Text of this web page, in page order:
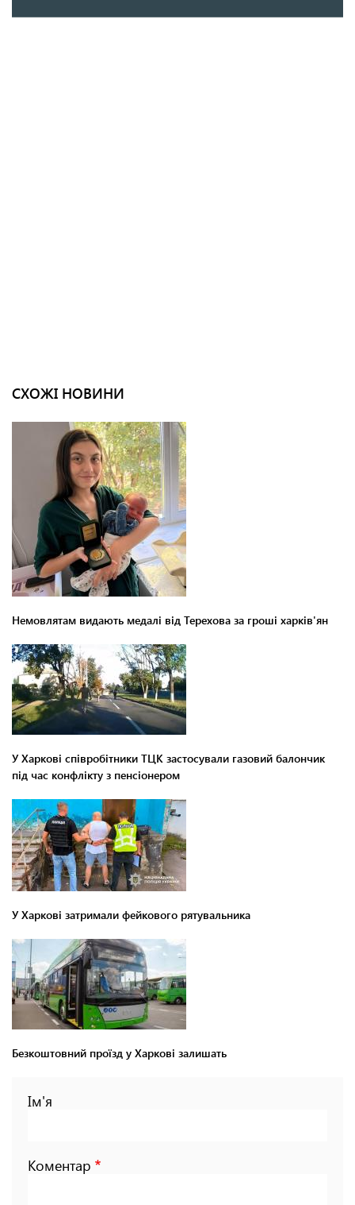
СХОЖІ НОВИНИ
Немовлятам видають медалі від Терехова за гроші харків'ян
У Харкові співробітники ТЦК застосували газовий балончик
під час конфлікту з пенсіонером
У Харкові затримали фейкового рятувальника
Безкоштовний проїзд у Харкові залишать
Ім'я
Коментар